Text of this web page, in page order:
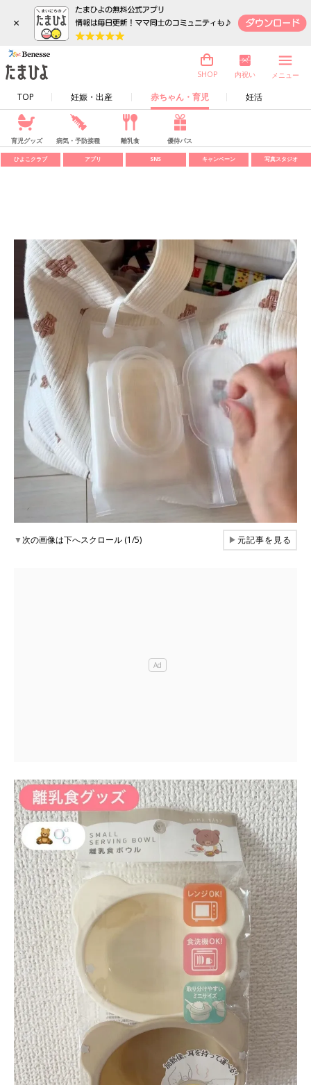
×
TOP 妊娠・出産 赤ちゃん・育児 妊活
SHOP 内祝い メニュー
育児グッズ 病気・予防接種 離乳食 優待パス
ひよこクラブ アプリ SNS キャンペーン 写真スタジオ
▼次の画像は下へスクロール (1/5) ▶元記事を見る